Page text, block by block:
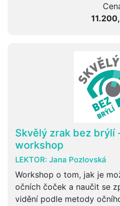
Skvělý zrak bez brýlí
workshop
LEKTOR: Jana Pozlovská
Workshop o tom, jak je
očních čoček a naučit se
vidění podle metody